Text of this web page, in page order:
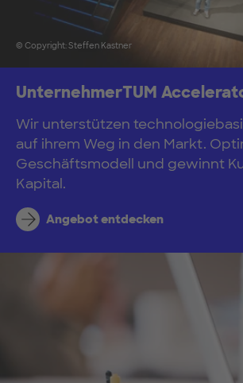
© Copyright: Steffen Kastner
UnternehmerTUM
Wir unterstützen
auf ihrem Weg in den Markt.
Geschäftsmodell und gewinnt
Kapital.
Angebot entdecken